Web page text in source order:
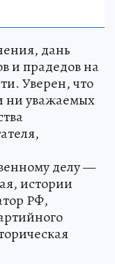
дань
и прадедов на
Уверен, что
ни уважаемых
делу —
истории
РФ,